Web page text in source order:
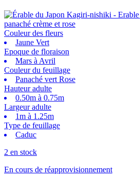
Couleur des fleurs
Jaune Vert
Epoque de floraison
Mars à Avril
Couleur du feuillage
Panaché vert Rose
Hauteur adulte
0.50m à 0.75m
Largeur adulte
1m à 1.25m
Type de feuillage
Caduc
2 en stock
En cours de réapprovisionnement